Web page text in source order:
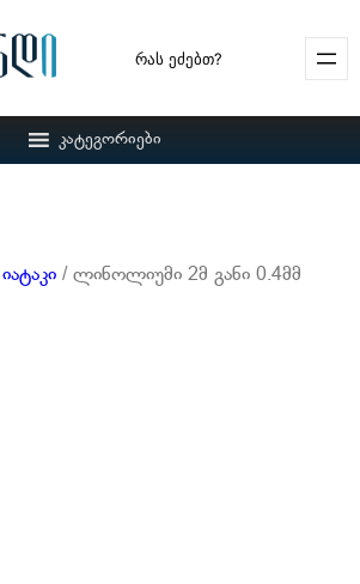
Search
კატეგორიები
იატაკი / ლინოლიუმი 2მ განი 0.4მმ